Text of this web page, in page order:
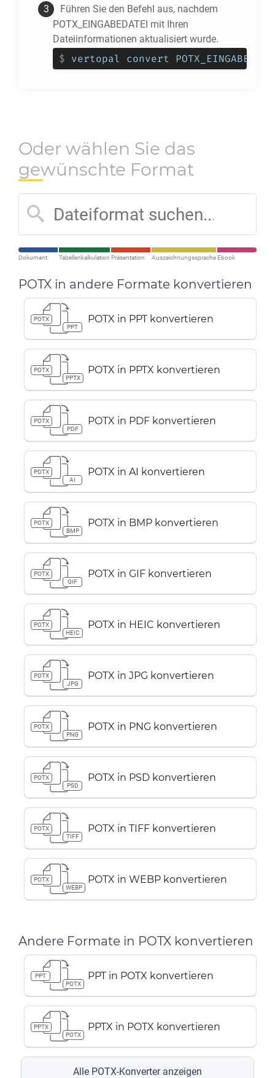
Führen Sie den Befehl aus, nachdem
POTX_EINGABEDATEI mit Ihren
Dateiinformationen aktualisiert wurde.
$ vertopal convert
Oder wählen Sie das
gewünschte Format
Dokument Tabellenkalkulation Präsentation Auszeichnungssprache Ebook
POTX in andere Formate konvertieren
POTX
PPT
POTX in PPT konvertieren
POTX
PPTX
POTX in PPTX konvertieren
POTX
PDF
POTX in PDF konvertieren
POTX
AI
POTX in AI konvertieren
POTX
BMP
POTX in BMP konvertieren
POTX
GIF
POTX in GIF konvertieren
POTX
HEIC
POTX in HEIC konvertieren
POTX
JPG
POTX in JPG konvertieren
POTX
PNG
POTX in PNG konvertieren
POTX
PSD
POTX in PSD konvertieren
POTX
TIFF
POTX in TIFF konvertieren
POTX
WEBP
POTX in WEBP konvertieren
Andere Formate in POTX konvertieren
PPT
POTX
PPT in POTX konvertieren
PPTX
POTX
PPTX in POTX konvertieren
Alle POTX-Konverter anzeigen